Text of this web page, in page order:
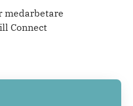
medarbetare
Connect